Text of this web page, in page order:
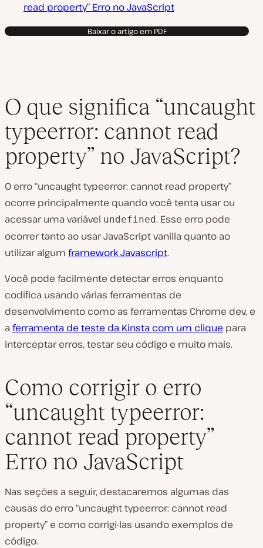
read property” Erro no JavaScript
Baixar o artigo em PDF
O que significa “uncaught
typeerror: cannot read
property” no JavaScript?
O erro “uncaught typeerror: cannot read property”
ocorre principalmente quando você tenta usar ou
acessar uma variável undefined. Esse erro pode
ocorrer tanto ao usar JavaScript vanilla quanto ao
utilizar algum framework Javascript.
Você pode facilmente detectar erros enquanto
codifica usando várias ferramentas de
desenvolvimento como as ferramentas Chrome dev, e
a ferramenta de teste da Kinsta com um clique para
interceptar erros, testar seu código e muito mais.
Como corrigir o erro
“uncaught typeerror:
cannot read property”
Erro no JavaScript
Nas seções a seguir, destacaremos algumas das
causas do erro “uncaught typeerror: cannot read
property” e como corrigi-las usando exemplos de
código.